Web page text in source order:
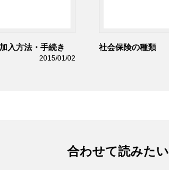
入方法・手続き
2015/01/02
社会保険の種類
合わせて読みたい